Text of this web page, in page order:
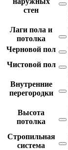
стен
Лаги пола и
потолка
Черновой пол
Чистовой пол
Внутренние
перегородки
Высота
потолка
Стропильная
система